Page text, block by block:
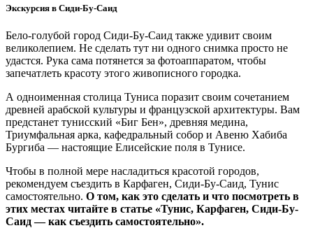
Экскурсия в Сиди-Бу-Саид
Бело-голубой город Сиди-Бу-Саид также удивит своим
великолепием. Не сделать тут ни одного снимка просто не
удастся. Рука сама потянется за фотоаппаратом, чтобы
запечатлеть красоту этого живописного городка.
А одноименная столица Туниса поразит своим сочетанием
древней арабской культуры и французской архитектуры. Вам
предстанет тунисский «Биг Бен», древняя медина,
Триумфальная арка, кафедральный собор и Авеню Хабиба
Бургиба — настоящие Елисейские поля в Тунисе.
Чтобы в полной мере насладиться красотой городов,
рекомендуем съездить в Карфаген, Сиди-Бу-Саид, Тунис
самостоятельно. О том, как это сделать и что посмотреть в
этих местах читайте в статье «Тунис, Карфаген, Сиди-Бу-
Саид — как съездить самостоятельно».